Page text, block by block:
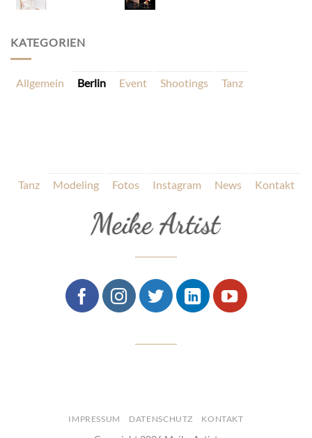
KATEGORIEN
Allgemein Berlin Event Shootings Tanz
Tanz Modeling Fotos Instagram News Kontakt
IMPRESSUM DATENSCHUTZ KONTAKT